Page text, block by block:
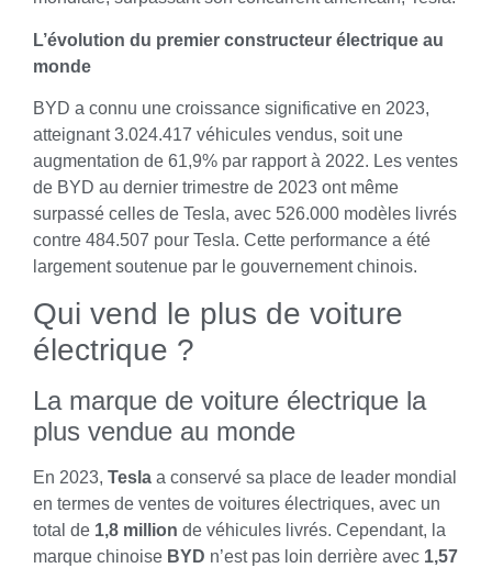
L’évolution du premier constructeur électrique au
monde
BYD a connu une croissance significative en 2023,
atteignant 3.024.417 véhicules vendus, soit une
augmentation de 61,9% par rapport à 2022. Les ventes
de BYD au dernier trimestre de 2023 ont même
surpassé celles de Tesla, avec 526.000 modèles livrés
contre 484.507 pour Tesla. Cette performance a été
largement soutenue par le gouvernement chinois.
Qui vend le plus de voiture
électrique ?
La marque de voiture électrique la
plus vendue au monde
En 2023, Tesla a conservé sa place de leader mondial
en termes de ventes de voitures électriques, avec un
total de 1,8 million de véhicules livrés. Cependant, la
marque chinoise BYD n’est pas loin derrière avec 1,57